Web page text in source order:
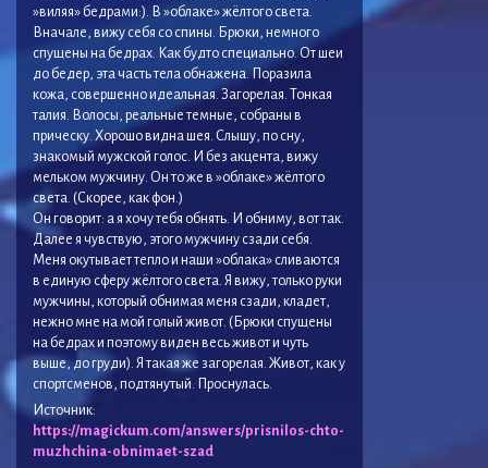
»виляя» бедрами:). В »облаке» жёлтого света.
Вначале, вижу себя со спины. Брюки, немного
спущены на бедрах. Как будто специально. От шеи
до бедер, эта часть тела обнажена. Поразила
кожа, совершенно идеальная. Загорелая. Тонкая
талия. Волосы, реальные темные, собраны в
прическу. Хорошо видна шея. Слышу, по сну,
знакомый мужской голос. И без акцента, вижу
мельком мужчину. Он то же в »облаке» жёлтого
света. (Скорее, как фон.)
Он говорит: а я хочу тебя обнять. И обниму, вот так.
Далее я чувствую, этого мужчину сзади себя.
Меня окутывает тепло и наши »облака» сливаются
в единую сферу жёлтого света. Я вижу, только руки
мужчины, который обнимая меня сзади, кладет,
нежно мне на мой голый живот. (Брюки спущены
на бедрах и поэтому виден весь живот и чуть
выше, до груди). Я такая же загорелая. Живот, как у
спортсменов, подтянутый. Проснулась.
Источник:
https://magickum.com/answers/prisnilos-chto-
muzhchina-obnimaet-szad